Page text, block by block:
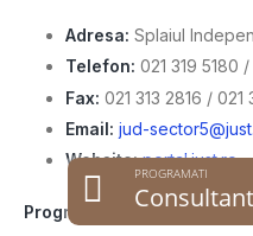
Adresa: Splaiul
Telefon: 021 319 5180 /
Fax: 021 313 2816 / 021
Email: jud-
Website: portal.just.ro
Program:
PROGRAMATI